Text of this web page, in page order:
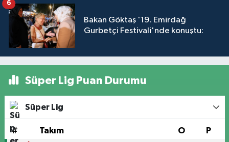
Bakan Göktaş '19. Emirdağ
Gurbetçi Festivali'nde konuştu:
6
Süper Lig Puan Durumu
Süper Lig
# Takım O P